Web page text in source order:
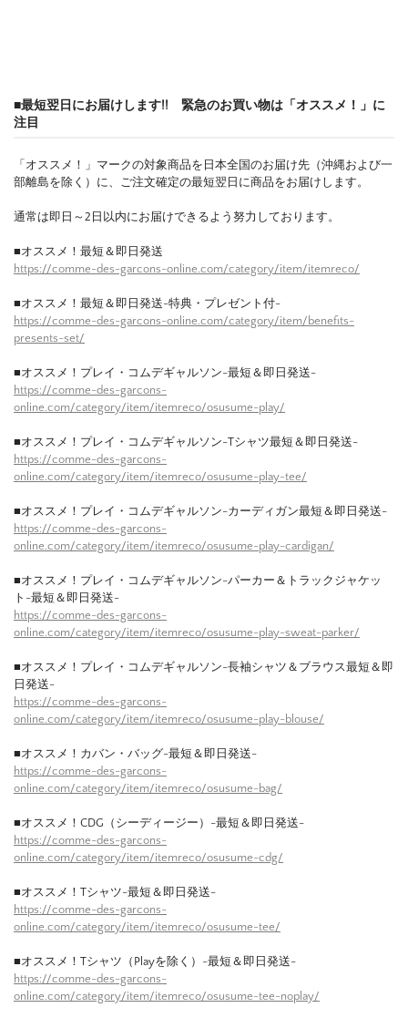
■最短翌日にお届けします!! 緊急のお買い物は「オススメ！」に
注目
「オススメ！」マークの対象商品を日本全国のお届け先（沖縄および一
部離島を除く）に、ご注文確定の最短翌日に商品をお届けします。
通常は即日～2日以内にお届けできるよう努力しております。
■オススメ！最短＆即日発送
https://comme-des-garcons-online.com/category/item/itemreco/
■オススメ！最短＆即日発送-特典・プレゼント付-
https://comme-des-garcons-online.com/category/item/benefits-
presents-set/
■オススメ！プレイ・コムデギャルソン-最短＆即日発送-
https://comme-des-garcons-
online.com/category/item/itemreco/osusume-play/
■オススメ！プレイ・コムデギャルソン-Tシャツ最短＆即日発送-
https://comme-des-garcons-
online.com/category/item/itemreco/osusume-play-tee/
■オススメ！プレイ・コムデギャルソン-カーディガン最短＆即日発送-
https://comme-des-garcons-
online.com/category/item/itemreco/osusume-play-cardigan/
■オススメ！プレイ・コムデギャルソン-パーカー＆トラックジャケッ
ト-最短＆即日発送-
https://comme-des-garcons-
online.com/category/item/itemreco/osusume-play-sweat-parker/
■オススメ！プレイ・コムデギャルソン-長袖シャツ＆ブラウス最短＆即
日発送-
https://comme-des-garcons-
online.com/category/item/itemreco/osusume-play-blouse/
■オススメ！カバン・バッグ-最短＆即日発送-
https://comme-des-garcons-
online.com/category/item/itemreco/osusume-bag/
■オススメ！CDG（シーディージー）-最短＆即日発送-
https://comme-des-garcons-
online.com/category/item/itemreco/osusume-cdg/
■オススメ！Tシャツ-最短＆即日発送-
https://comme-des-garcons-
online.com/category/item/itemreco/osusume-tee/
■オススメ！Tシャツ（Playを除く）-最短＆即日発送-
https://comme-des-garcons-
online.com/category/item/itemreco/osusume-tee-noplay/